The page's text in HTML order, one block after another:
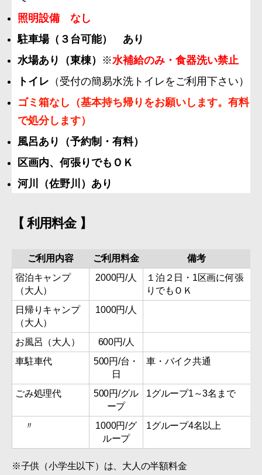
照明設備 なし
駐車場（３台可能） あり
水場あり（東棟） ※水補給のみ・食器洗い禁止
トイレ （受付の簡易水洗トイレをご利用下さい）
ゴミ箱なし（基本持ち帰りをお願いします。有料
で処分します）
風呂あり（予約制・有料）
区画内、何張りでもＯＫ
河川（佐野川）あり
【 利用料金 】
ご利用内容 ご利用料金
備考
宿泊キャンプ
（大人）
2000円/人
１泊２日・1区画に何張
りでもＯＫ
日帰りキャンプ
（大人）
1000円/人
お風呂（大人）
600円/人
車駐車代
500円/台・
日
車・バイク共通
ごみ処理代
500円/グル
ープ
1グループ1～3名まで
〃
1000円/グ
ループ
1グループ4名以上
※子供（小学生以下）は、大人の半額料金